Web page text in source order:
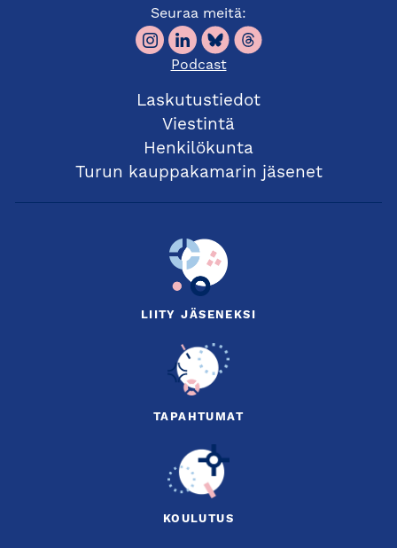
Seuraa meitä:
Podcast
Laskutustiedot
Viestintä
Henkilökunta
Turun kauppakamarin jäsenet
LIITY JÄSENEKSI
TAPAHTUMAT
KOULUTUS